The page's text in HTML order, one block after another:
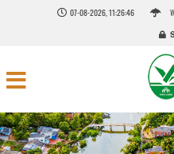
07-08-2026, 11:26:47